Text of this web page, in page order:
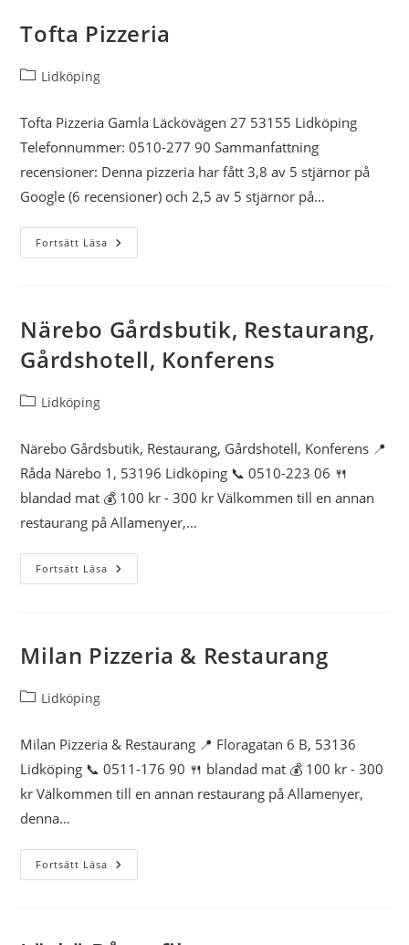
Sportsbar
Park Restaurang & Bar
Nonna Rina
Marie Bar
Pub Albin
Kvarter5
Dinos Grill
Hesburger Mariehamn
Bistro Savoy
Club Marin
Tofta Pizzeria
Inläggskategori:
Lidköping
Tofta Pizzeria Gamla Läckövägen 27 53155 Lidköping
Telefonnummer: 0510-277 90 Sammanfattning
recensioner: Denna pizzeria har fått 3,8 av 5 stjärnor på
Google (6 recensioner) och 2,5 av 5 stjärnor på…
Fortsätt Läsa Tofta
Pizzeria
Närebo Gårdsbutik, Restaurang,
Gårdshotell, Konferens
Inläggskategori:
Lidköping
Närebo Gårdsbutik, Restaurang, Gårdshotell, Konferens 📍
Råda Närebo 1, 53196 Lidköping 📞 0510-223 06 🍴
blandad mat 💰 100 kr - 300 kr Välkommen till en annan
restaurang på Allamenyer,…
Fortsätt Läsa Närebo
Gårdsbutik,
Milan Pizzeria & Restaurang
Inläggskategori:
Lidköping
Milan Pizzeria & Restaurang 📍 Floragatan 6 B, 53136
Lidköping 📞 0511-176 90 🍴 blandad mat 💰 100 kr - 300
kr Välkommen till en annan restaurang på Allamenyer,
denna…
Fortsätt Läsa Milan
Pizzeria